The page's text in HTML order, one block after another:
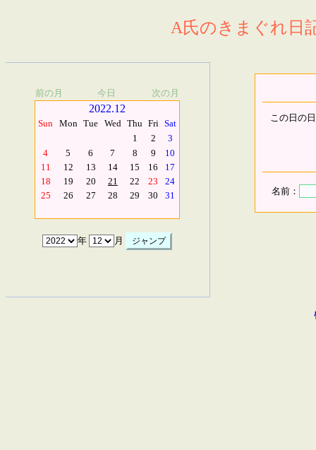
A氏のきまぐれ日
前の月 今日 次の月
2022.12
Sun Mon Tue Wed Thu Fri Sat
1
2
3
4
5 6 7 8 9
10
11
12 13 14 15 16
17
18
19 20 21 22 23
24
25
26 27 28 29 30 31
年 月
この日の
名前：